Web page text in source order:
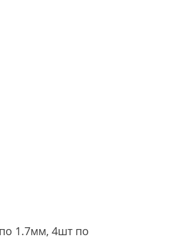
1.7мм, 4шт по